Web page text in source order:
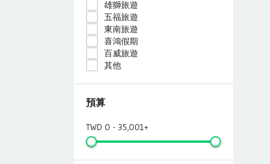
雄獅旅遊
五福旅遊
東南旅遊
喜鴻假期
百威旅遊
其他
預算
TWD 0 - 35,001+